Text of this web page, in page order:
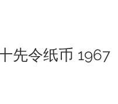
先令纸币 1967